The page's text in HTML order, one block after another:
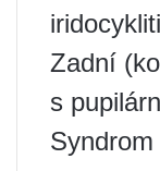
Zadní
s